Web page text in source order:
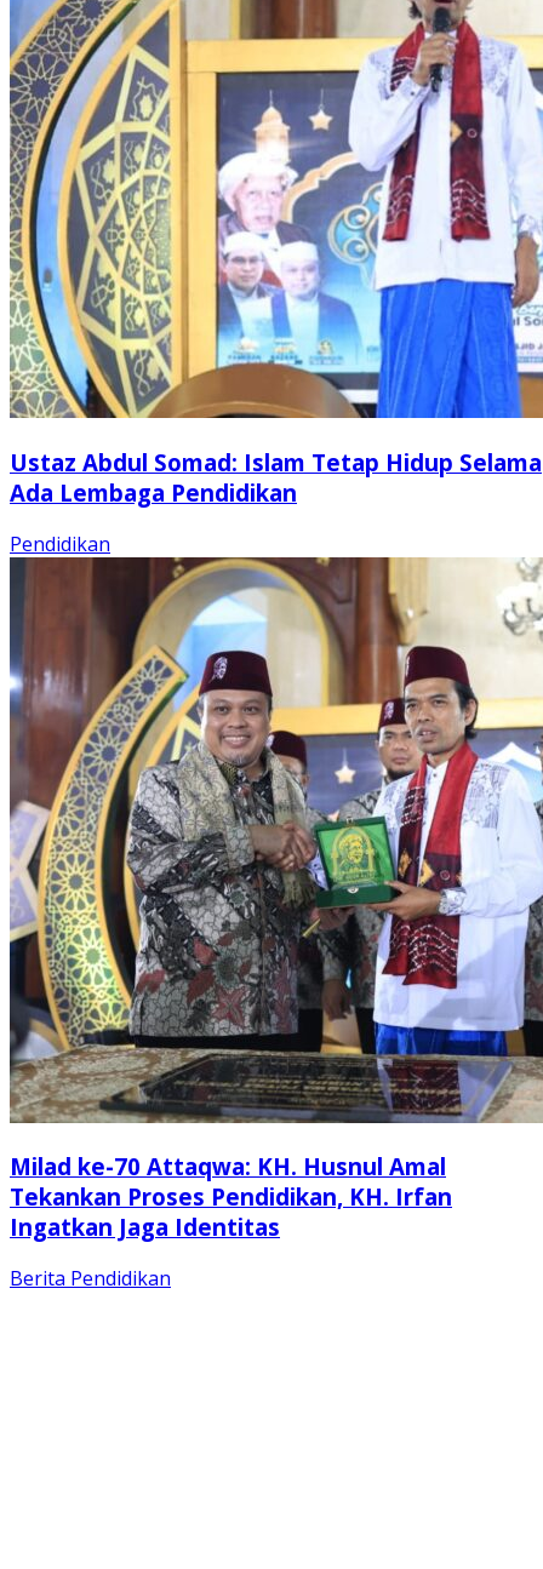
Ustaz Abdul Somad: Islam Tetap Hidup Selama
Ada Lembaga Pendidikan
Pendidikan
Milad ke-70 Attaqwa: KH. Husnul Amal
Tekankan Proses Pendidikan, KH. Irfan
Ingatkan Jaga Identitas
Berita Pendidikan